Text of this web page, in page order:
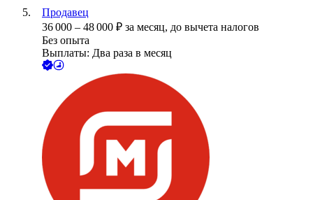
Продавец
36 000 – 48 000 ₽ за месяц, до вычета налогов
Без опыта
Выплаты: Два раза в месяц